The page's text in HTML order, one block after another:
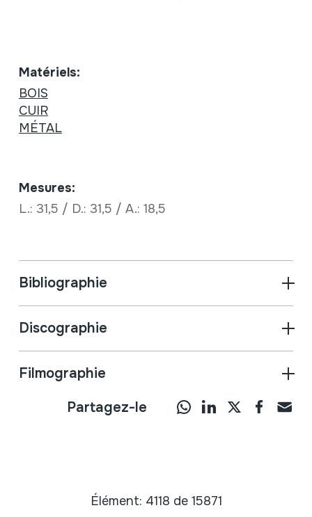
Matériels:
BOIS
CUIR
MÉTAL
Mesures:
L.: 31,5 / D.: 31,5 / A.: 18,5
Bibliographie
Discographie
Filmographie
Partagez-le
Élément: 4118 de 15871